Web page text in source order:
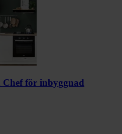
Chef för inbyggnad